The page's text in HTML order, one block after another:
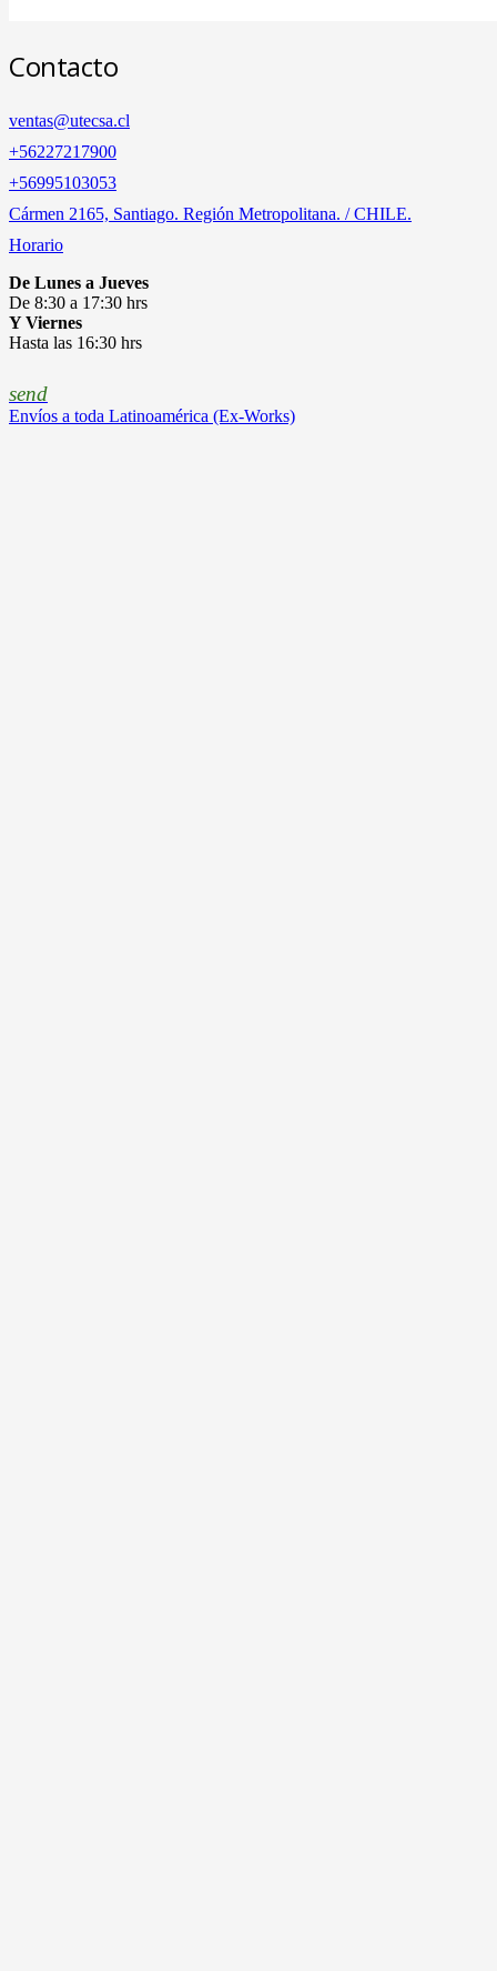
Contacto
ventas@utecsa.cl
+56227217900
‎+56995103053
Cármen 2165, Santiago. Región Metropolitana. / CHILE.
Horario
De Lunes a Jueves
De 8:30 a 17:30 hrs
Y Viernes
Hasta las 16:30 hrs
send
Envíos a toda Latinoamérica (Ex-Works)